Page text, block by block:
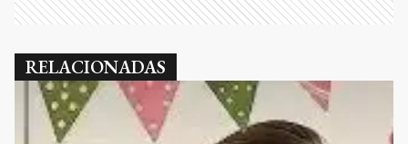
RELACIONADAS